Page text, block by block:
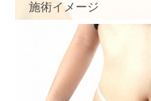
施術イメージ